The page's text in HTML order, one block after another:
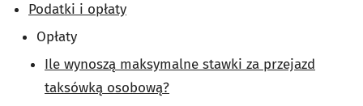
Podatki i opłaty
Opłaty
Ile wynoszą maksymalne stawki za przejazd
taksówką osobową?